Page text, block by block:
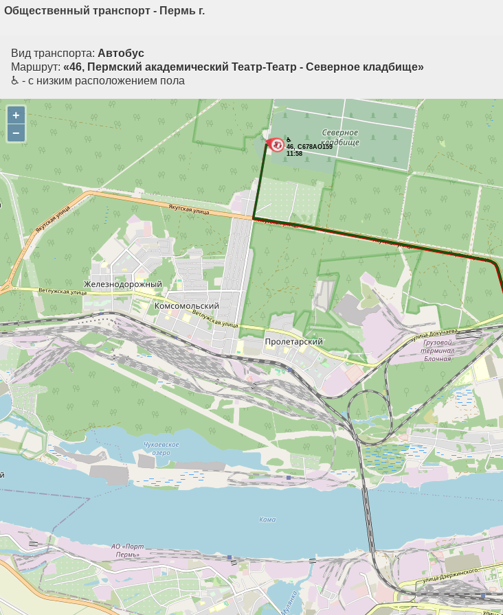
Общественный транспорт - Пермь г.
Вид транспорта: Автобус
Маршрут: «46, Пермский академический Театр-Театр - Северное кладбище»
♿ - с низким расположением пола
+
−